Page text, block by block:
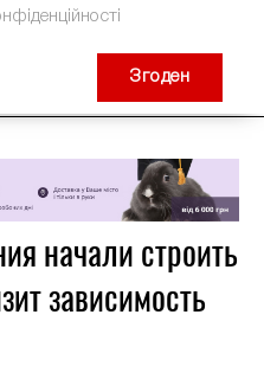
начали строить
зависимость
Згоден